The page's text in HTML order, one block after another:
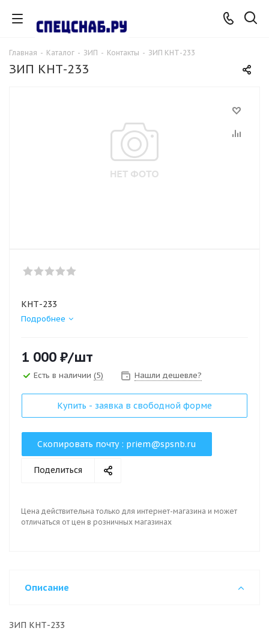
Главная - Каталог - ЗИП - Контакты - ЗИП КНТ-233
ЗИП КНТ-233
КНТ-233
Подробнее
1 000 ₽/шт
Есть в наличии (5) Нашли дешевле?
Купить - заявка в свободной форме
Скопировать почту : priem@spsnb.ru
Поделиться
Цена действительна только для интернет-магазина и может
отличаться от цен в розничных магазинах
Описание
ЗИП КНТ-233